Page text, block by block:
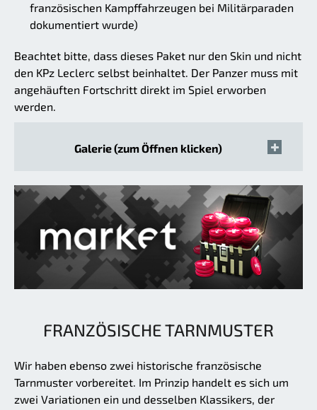
französischen Kampffahrzeugen bei Militärparaden
dokumentiert wurde)
Beachtet bitte, dass dieses Paket nur den Skin und nicht
den KPz Leclerc selbst beinhaltet. Der Panzer muss mit
angehäuften Fortschritt direkt im Spiel erworben
werden.
Galerie (zum Öffnen klicken)
FRANZÖSISCHE TARNMUSTER
Wir haben ebenso zwei historische französische
Tarnmuster vorbereitet. Im Prinzip handelt es sich um
zwei Variationen ein und desselben Klassikers, der